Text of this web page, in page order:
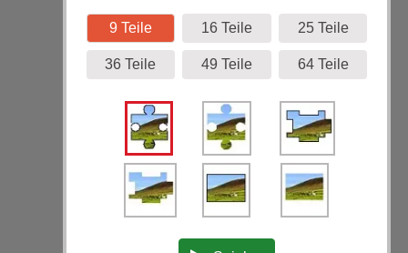
9 Teile 16 Teile 25 Teile
36 Teile 49 Teile 64 Teile